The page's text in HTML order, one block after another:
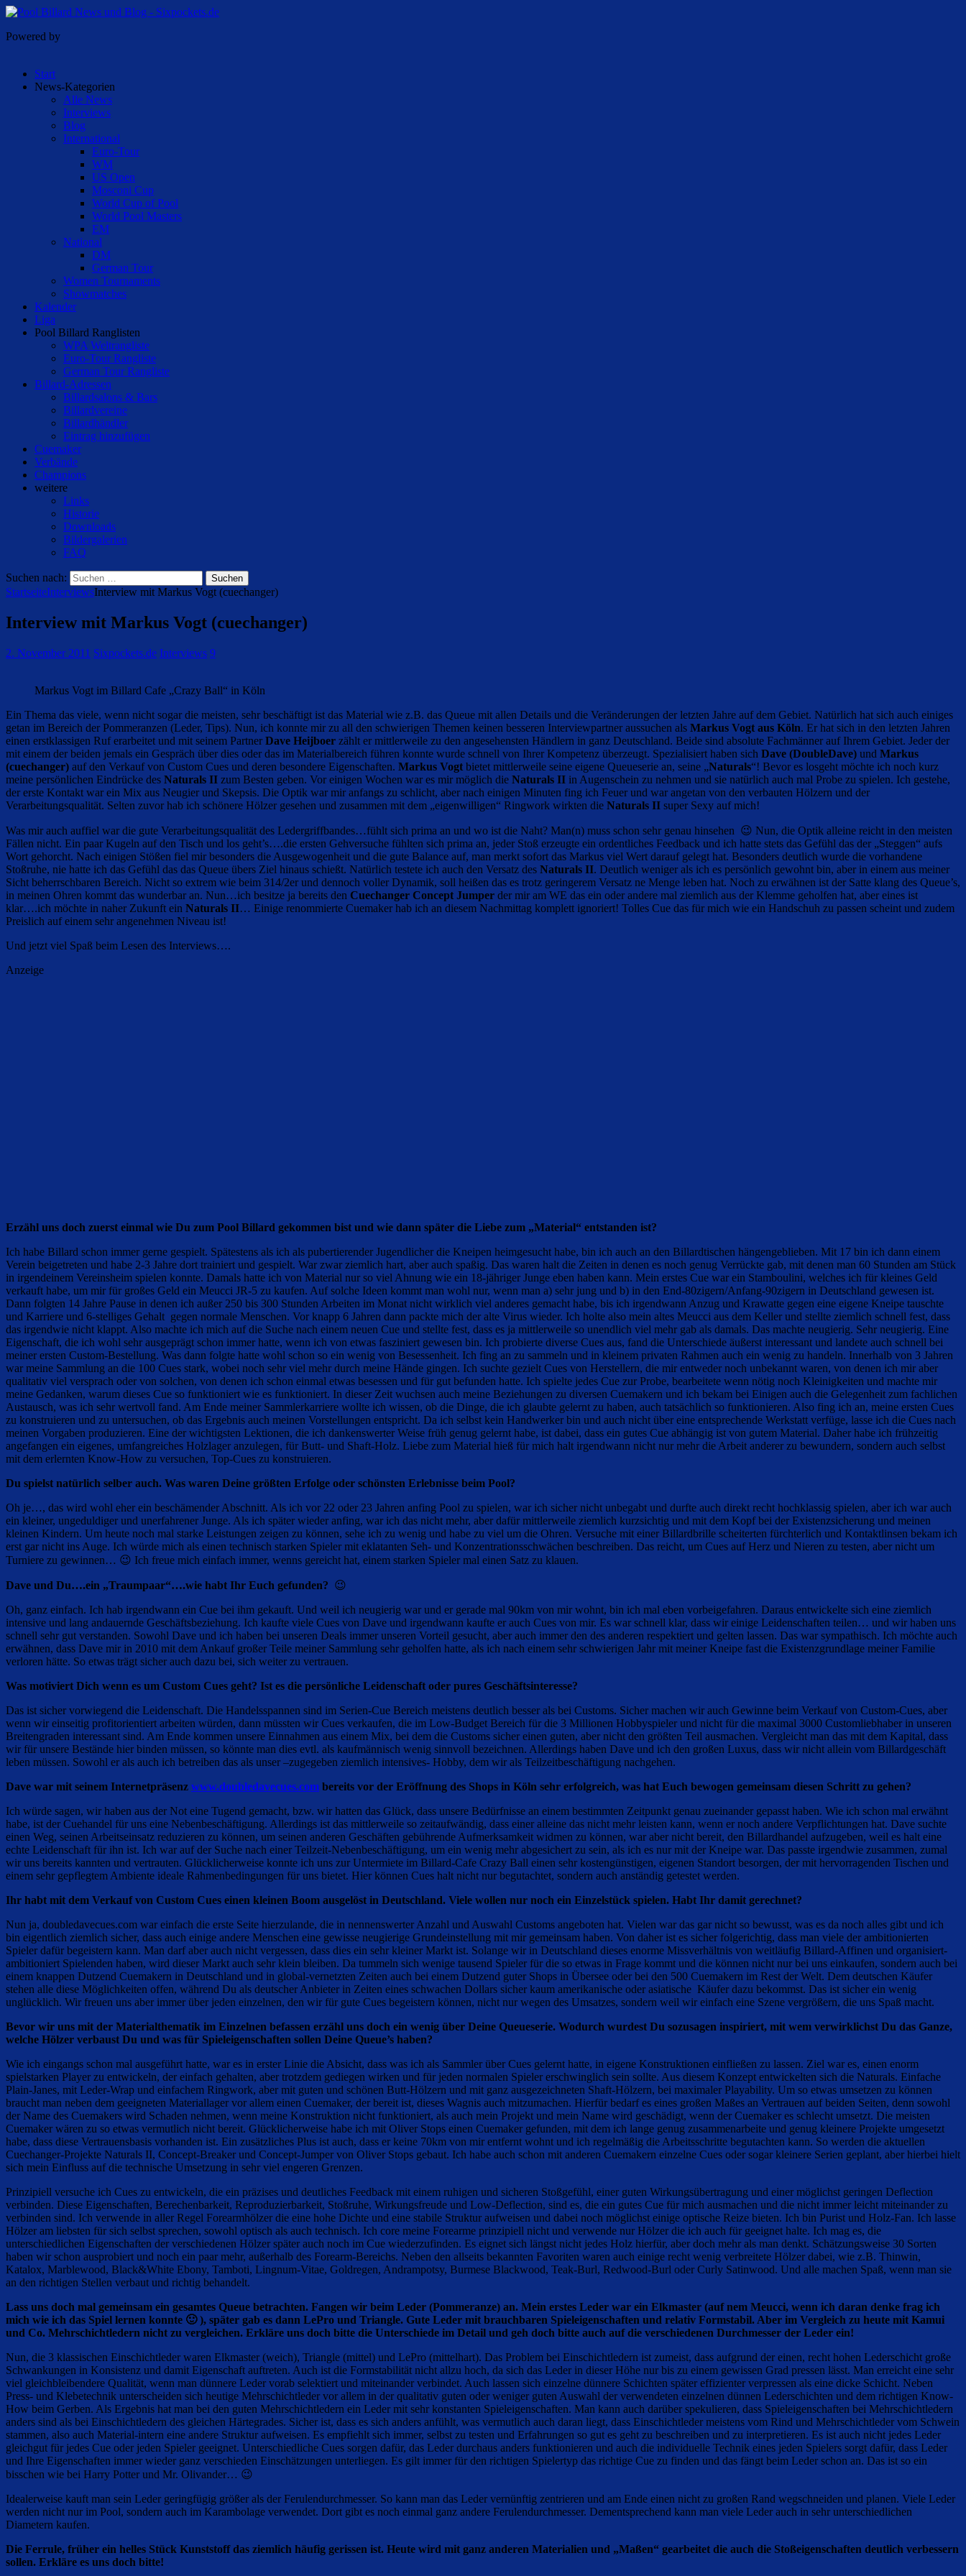
Powered by
Start
News-Kategorien
Alle News
Interviews
Blog
International
Euro-Tour
WM
US Open
Mosconi Cup
World Cup of Pool
World Pool Masters
EM
National
DM
German Tour
Women Tournaments
Showmatches
Kalender
Liga
Pool Billard Ranglisten
WPA Weltrangliste
Euro-Tour Rangliste
German Tour Rangliste
Billard-Adressen
Billardsalons & Bars
Billardvereine
Billardhändler
Eintrag hinzufügen
Cuemaker
Verbände
Champions
weitere
Links
Historie
Downloads
Bildergalerien
FAQ
Suchen nach:
StartseiteInterviewsInterview mit Markus Vogt (cuechanger)
Interview mit Markus Vogt (cuechanger)
2. November 2011 Sixpockets.de Interviews 9
Markus Vogt im Billard Cafe „Crazy Ball“ in Köln
Ein Thema das viele, wenn nicht sogar die meisten, sehr beschäftigt ist das Material wie z.B. das Queue mit allen Details und die Veränderungen der letzten Jahre auf dem Gebiet. Natürlich hat sich auch einiges
getan im Bereich der Pommeranzen (Leder, Tips). Nun, ich konnte mir zu all den schwierigen Themen keinen besseren Interviewpartner aussuchen als Markus Vogt aus Köln. Er hat sich in den letzten Jahren
einen erstklassigen Ruf erarbeitet und mit seinem PartnerDave Heijboer zählt er mittlerweile zu den angesehensten Händlern in ganz Deutschland. Beide sind absolute Fachmänner auf Ihrem Gebiet. Jeder der
mit einem der beiden jemals ein Gespräch über dies oder das im Materialbereich führen konnte wurde schnell von Ihrer Kompetenz überzeugt. Spezialisiert haben sich Dave (DoubleDave) und Markus
(cuechanger) auf den Verkauf von Custom Cues und deren besondere Eigenschaften. Markus Vogt bietet mittlerweile seine eigene Queueserie an, seine „Naturals“! Bevor es losgeht möchte ich noch kurz
meine persönlichen Eindrücke des Naturals II zum Besten geben. Vor einigen Wochen war es mir möglich die Naturals II in Augenschein zu nehmen und sie natürlich auch mal Probe zu spielen. Ich gestehe,
der erste Kontakt war ein Mix aus Neugier und Skepsis. Die Optik war mir anfangs zu schlicht, aber nach einigen Minuten fing ich Feuer und war angetan von den verbauten Hölzern und der
Verarbeitungsqualität. Selten zuvor hab ich schönere Hölzer gesehen und zusammen mit dem „eigenwilligen“ Ringwork wirkten die Naturals II super Sexy auf mich!
Was mir auch auffiel war die gute Verarbeitungsqualität des Ledergriffbandes…fühlt sich prima an und wo ist die Naht? Man(n) muss schon sehr genau hinsehen 😉 Nun, die Optik alleine reicht in den meisten
Fällen nicht. Ein paar Kugeln auf den Tisch und los geht’s….die ersten Gehversuche fühlten sich prima an, jeder Stoß erzeugte ein ordentliches Feedback und ich hatte stets das Gefühl das der „Steggen“ aufs
Wort gehorcht. Nach einigen Stößen fiel mir besonders die Ausgewogenheit und die gute Balance auf, man merkt sofort das Markus viel Wert darauf gelegt hat. Besonders deutlich wurde die vorhandene
Stoßruhe, nie hatte ich das Gefühl das das Queue übers Ziel hinaus schießt. Natürlich testete ich auch den Versatz des Naturals II. Deutlich weniger als ich es persönlich gewohnt bin, aber in einem aus meiner
Sicht beherrschbaren Bereich. Nicht so extrem wie beim 314/2er und dennoch voller Dynamik, soll heißen das es trotz geringerem Versatz ne Menge leben hat. Noch zu erwähnen ist der Satte klang des Queue’s,
in meinen Ohren kommt das wunderbar an. Nun…ich besitze ja bereits den Cuechanger Concept Jumper der mir am WE das ein oder andere mal ziemlich aus der Klemme geholfen hat, aber eines ist
klar….ich möchte in naher Zukunft ein Naturals II… Einige renommierte Cuemaker hab ich an diesem Nachmittag komplett ignoriert! Tolles Cue das für mich wie ein Handschuh zu passen scheint und zudem
Preislich auf einem sehr angenehmen Niveau ist!
Und jetzt viel Spaß beim Lesen des Interviews….
Anzeige
Erzähl uns doch zuerst einmal wie Du zum Pool Billard gekommen bist und wie dann später die Liebe zum „Material“ entstanden ist?
Ich habe Billard schon immer gerne gespielt. Spätestens als ich als pubertierender Jugendlicher die Kneipen heimgesucht habe, bin ich auch an den Billardtischen hängengeblieben. Mit 17 bin ich dann einem
Verein beigetreten und habe 2-3 Jahre dort trainiert und gespielt. War zwar ziemlich hart, aber auch spaßig. Das waren halt die Zeiten in denen es noch genug Verrückte gab, mit denen man 60 Stunden am Stück
in irgendeinem Vereinsheim spielen konnte. Damals hatte ich von Material nur so viel Ahnung wie ein 18-jähriger Junge eben haben kann. Mein erstes Cue war ein Stamboulini, welches ich für kleines Geld
verkauft habe, um mir für großes Geld ein Meucci JR-5 zu kaufen. Auf solche Ideen kommt man wohl nur, wenn man a) sehr jung und b) in den End-80zigern/Anfang-90zigern in Deutschland gewesen ist.
Dann folgten 14 Jahre Pause in denen ich außer 250 bis 300 Stunden Arbeiten im Monat nicht wirklich viel anderes gemacht habe, bis ich irgendwann Anzug und Krawatte gegen eine eigene Kneipe tauschte
und Karriere und 6-stelliges Gehalt gegen normale Menschen. Vor knapp 6 Jahren dann packte mich der alte Virus wieder. Ich holte also mein altes Meucci aus dem Keller und stellte ziemlich schnell fest, dass
das irgendwie nicht klappt. Also machte ich mich auf die Suche nach einem neuen Cue und stellte fest, dass es ja mittlerweile so unendlich viel mehr gab als damals. Das machte neugierig. Sehr neugierig. Eine
Eigenschaft, die ich wohl sehr ausgeprägt schon immer hatte, wenn ich von etwas fasziniert gewesen bin. Ich probierte diverse Cues aus, fand die Unterschiede äußerst interessant und landete auch schnell bei
meiner ersten Custom-Bestellung. Was dann folgte hatte wohl schon so ein wenig von Besessenheit. Ich fing an zu sammeln und in kleinem privaten Rahmen auch ein wenig zu handeln. Innerhalb von 3 Jahren
war meine Sammlung an die 100 Cues stark, wobei noch sehr viel mehr durch meine Hände gingen. Ich suchte gezielt Cues von Herstellern, die mir entweder noch unbekannt waren, von denen ich mir aber
qualitativ viel versprach oder von solchen, von denen ich schon einmal etwas besessen und für gut befunden hatte. Ich spielte jedes Cue zur Probe, bearbeitete wenn nötig noch Kleinigkeiten und machte mir
meine Gedanken, warum dieses Cue so funktioniert wie es funktioniert. In dieser Zeit wuchsen auch meine Beziehungen zu diversen Cuemakern und ich bekam bei Einigen auch die Gelegenheit zum fachlichen
Austausch, was ich sehr wertvoll fand. Am Ende meiner Sammlerkarriere wollte ich wissen, ob die Dinge, die ich glaubte gelernt zu haben, auch tatsächlich so funktionieren. Also fing ich an, meine ersten Cues
zu konstruieren und zu untersuchen, ob das Ergebnis auch meinen Vorstellungen entspricht. Da ich selbst kein Handwerker bin und auch nicht über eine entsprechende Werkstatt verfüge, lasse ich die Cues nach
meinen Vorgaben produzieren. Eine der wichtigsten Lektionen, die ich dankenswerter Weise früh genug gelernt habe, ist dabei, dass ein gutes Cue abhängig ist von gutem Material. Daher habe ich frühzeitig
angefangen ein eigenes, umfangreiches Holzlager anzulegen, für Butt- und Shaft-Holz. Liebe zum Material hieß für mich halt irgendwann nicht nur mehr die Arbeit anderer zu bewundern, sondern auch selbst
mit dem erlernten Know-How zu versuchen, Top-Cues zu konstruieren.
Du spielst natürlich selber auch. Was waren Deine größten Erfolge oder schönsten Erlebnisse beim Pool?
Oh je…, das wird wohl eher ein beschämender Abschnitt. Als ich vor 22 oder 23 Jahren anfing Pool zu spielen, war ich sicher nicht unbegabt und durfte auch direkt recht hochklassig spielen, aber ich war auch
ein kleiner, ungeduldiger und unerfahrener Junge. Als ich später wieder anfing, war ich das nicht mehr, aber dafür mittlerweile ziemlich kurzsichtig und mit dem Kopf bei der Existenzsicherung und meinen
kleinen Kindern. Um heute noch mal starke Leistungen zeigen zu können, sehe ich zu wenig und habe zu viel um die Ohren. Versuche mit einer Billardbrille scheiterten fürchterlich und Kontaktlinsen bekam ich
erst gar nicht ins Auge. Ich würde mich als einen technisch starken Spieler mit eklatanten Seh- und Konzentrationsschwächen beschreiben. Das reicht, um Cues auf Herz und Nieren zu testen, aber nicht um
Turniere zu gewinnen… 😉 Ich freue mich einfach immer, wenns gereicht hat, einem starken Spieler mal einen Satz zu klauen.
Dave und Du….ein „Traumpaar“….wie habt Ihr Euch gefunden? 😉
Oh, ganz einfach. Ich hab irgendwann ein Cue bei ihm gekauft. Und weil ich neugierig war und er gerade mal 90km von mir wohnt, bin ich mal eben vorbeigefahren. Daraus entwickelte sich eine ziemlich
intensive und lang andauernde Geschäftsbeziehung. Ich kaufte viele Cues von Dave und irgendwann kaufte er auch Cues von mir. Es war schnell klar, dass wir einige Leidenschaften teilen… und wir haben uns
schnell sehr gut verstanden. Sowohl Dave und ich haben bei unseren Deals immer unseren Vorteil gesucht, aber auch immer den des anderen respektiert und gelten lassen. Das war sympathisch. Ich möchte auch
erwähnen, dass Dave mir in 2010 mit dem Ankauf großer Teile meiner Sammlung sehr geholfen hatte, als ich nach einem sehr schwierigen Jahr mit meiner Kneipe fast die Existenzgrundlage meiner Familie
verloren hätte. So etwas trägt sicher auch dazu bei, sich weiter zu vertrauen.
Was motiviert Dich wenn es um Custom Cues geht? Ist es die persönliche Leidenschaft oder pures Geschäftsinteresse?
Das ist sicher vorwiegend die Leidenschaft. Die Handelsspannen sind im Serien-Cue Bereich meistens deutlich besser als bei Customs. Sicher machen wir auch Gewinne beim Verkauf von Custom-Cues, aber
wenn wir einseitig profitorientiert arbeiten würden, dann müssten wir Cues verkaufen, die im Low-Budget Bereich für die 3 Millionen Hobbyspieler und nicht für die maximal 3000 Customliebhaber in unseren
Breitengraden interessant sind. Am Ende kommen unsere Einnahmen aus einem Mix, bei dem die Customs sicher einen guten, aber nicht den größten Teil ausmachen. Vergleicht man das mit dem Kapital, dass
wir für unsere Bestände hier binden müssen, so könnte man dies evtl. als kaufmännisch wenig sinnvoll bezeichnen. Allerdings haben Dave und ich den großen Luxus, dass wir nicht allein vom Billardgeschäft
leben müssen. Sowohl er als auch ich betreiben das als unser –zugegeben ziemlich intensives- Hobby, dem wir als Teilzeitbeschäftigung nachgehen.
Dave war mit seinem Internetpräsenz www.doubledavecues.com bereits vor der Eröffnung des Shops in Köln sehr erfolgreich, was hat Euch bewogen gemeinsam diesen Schritt zu gehen?
Ich würde sagen, wir haben aus der Not eine Tugend gemacht, bzw. wir hatten das Glück, dass unsere Bedürfnisse an einem bestimmten Zeitpunkt genau zueinander gepasst haben. Wie ich schon mal erwähnt
habe, ist der Cuehandel für uns eine Nebenbeschäftigung. Allerdings ist das mittlerweile so zeitaufwändig, dass einer alleine das nicht mehr leisten kann, wenn er noch andere Verpflichtungen hat. Dave suchte
einen Weg, seinen Arbeitseinsatz reduzieren zu können, um seinen anderen Geschäften gebührende Aufmerksamkeit widmen zu können, war aber nicht bereit, den Billardhandel aufzugeben, weil es halt eine
echte Leidenschaft für ihn ist. Ich war auf der Suche nach einer Teilzeit-Nebenbeschäftigung, um ein wenig mehr abgesichert zu sein, als ich es nur mit der Kneipe war. Das passte irgendwie zusammen, zumal
wir uns bereits kannten und vertrauten. Glücklicherweise konnte ich uns zur Untermiete im Billard-Cafe Crazy Ball einen sehr kostengünstigen, eigenen Standort besorgen, der mit hervorragenden Tischen und
einem sehr gepflegtem Ambiente ideale Rahmenbedingungen für uns bietet. Hier können Cues halt nicht nur begutachtet, sondern auch anständig getestet werden.
Ihr habt mit dem Verkauf von Custom Cues einen kleinen Boom ausgelöst in Deutschland. Viele wollen nur noch ein Einzelstück spielen. Habt Ihr damit gerechnet?
Nun ja, doubledavecues.com war einfach die erste Seite hierzulande, die in nennenswerter Anzahl und Auswahl Customs angeboten hat. Vielen war das gar nicht so bewusst, was es da noch alles gibt und ich
bin eigentlich ziemlich sicher, dass auch einige andere Menschen eine gewisse neugierige Grundeinstellung mit mir gemeinsam haben. Von daher ist es sicher folgerichtig, dass man viele der ambitionierten
Spieler dafür begeistern kann. Man darf aber auch nicht vergessen, dass dies ein sehr kleiner Markt ist. Solange wir in Deutschland dieses enorme Missverhältnis von weitläufig Billard-Affinen und organisiert-
ambitioniert Spielenden haben, wird dieser Markt auch sehr klein bleiben. Da tummeln sich wenige tausend Spieler für die so etwas in Frage kommt und die können nicht nur bei uns einkaufen, sondern auch bei
einem knappen Dutzend Cuemakern in Deutschland und in global-vernetzten Zeiten auch bei einem Dutzend guter Shops in Übersee oder bei den 500 Cuemakern im Rest der Welt. Dem deutschen Käufer
stehen alle diese Möglichkeiten offen, während Du als deutscher Anbieter in Zeiten eines schwachen Dollars sicher kaum amerikanische oder asiatische Käufer dazu bekommst. Das ist sicher ein wenig
unglücklich. Wir freuen uns aber immer über jeden einzelnen, den wir für gute Cues begeistern können, nicht nur wegen des Umsatzes, sondern weil wir einfach eine Szene vergrößern, die uns Spaß macht.
Bevor wir uns mit der Materialthematik im Einzelnen befassen erzähl uns doch ein wenig über Deine Queueserie. Wodurch wurdest Du sozusagen inspiriert, mit wem verwirklichst Du das Ganze,
welche Hölzer verbaust Du und was für Spieleigenschaften sollen Deine Queue’s haben?
Wie ich eingangs schon mal ausgeführt hatte, war es in erster Linie die Absicht, dass was ich als Sammler über Cues gelernt hatte, in eigene Konstruktionen einfließen zu lassen. Ziel war es, einen enorm
spielstarken Player zu entwickeln, der einfach gehalten, aber trotzdem gediegen wirken und für jeden normalen Spieler erschwinglich sein sollte. Aus diesem Konzept entwickelten sich die Naturals. Einfache
Plain-Janes, mit Leder-Wrap und einfachem Ringwork, aber mit guten und schönen Butt-Hölzern und mit ganz ausgezeichneten Shaft-Hölzern, bei maximaler Playability. Um so etwas umsetzen zu können
braucht man neben dem geeigneten Materiallager vor allem einen Cuemaker, der bereit ist, dieses Wagnis auch mitzumachen. Hierfür bedarf es eines großen Maßes an Vertrauen auf beiden Seiten, denn sowohl
der Name des Cuemakers wird Schaden nehmen, wenn meine Konstruktion nicht funktioniert, als auch mein Projekt und mein Name wird geschädigt, wenn der Cuemaker es schlecht umsetzt. Die meisten
Cuemaker wären zu so etwas vermutlich nicht bereit. Glücklicherweise habe ich mit Oliver Stops einen Cuemaker gefunden, mit dem ich lange genug zusammenarbeite und genug kleinere Projekte umgesetzt
habe, dass diese Vertrauensbasis vorhanden ist. Ein zusätzliches Plus ist auch, dass er keine 70km von mir entfernt wohnt und ich regelmäßig die Arbeitsschritte begutachten kann. So werden die aktuellen
Cuechanger-Projekte Naturals II, Concept-Breaker und Concept-Jumper von Oliver Stops gebaut. Ich habe auch schon mit anderen Cuemakern einzelne Cues oder sogar kleinere Serien geplant, aber hierbei hielt
sich mein Einfluss auf die technische Umsetzung in sehr viel engeren Grenzen.
Prinzipiell versuche ich Cues zu entwickeln, die ein präzises und deutliches Feedback mit einem ruhigen und sicheren Stoßgefühl, einer guten Wirkungsübertragung und einer möglichst geringen Deflection
verbinden. Diese Eigenschaften, Berechenbarkeit, Reproduzierbarkeit, Stoßruhe, Wirkungsfreude und Low-Deflection, sind es, die ein gutes Cue für mich ausmachen und die nicht immer leicht miteinander zu
verbinden sind. Ich verwende in aller Regel Forearmhölzer die eine hohe Dichte und eine stabile Struktur aufweisen und dabei noch möglichst einige optische Reize bieten. Ich bin Purist und Holz-Fan. Ich lasse
Hölzer am liebsten für sich selbst sprechen, sowohl optisch als auch technisch. Ich core meine Forearme prinzipiell nicht und verwende nur Hölzer die ich auch für geeignet halte. Ich mag es, die
unterschiedlichen Eigenschaften der verschiedenen Hölzer später auch noch im Cue wiederzufinden. Es eignet sich längst nicht jedes Holz hierfür, aber doch mehr als man denkt. Schätzungsweise 30 Sorten
haben wir schon ausprobiert und noch ein paar mehr, außerhalb des Forearm-Bereichs. Neben den allseits bekannten Favoriten waren auch einige recht wenig verbreitete Hölzer dabei, wie z.B. Thinwin,
Katalox, Marblewood, Black&White Ebony, Tamboti, Lingnum-Vitae, Goldregen, Andrampotsy, Burmese Blackwood, Teak-Burl, Redwood-Burl oder Curly Satinwood. Und alle machen Spaß, wenn man sie
an den richtigen Stellen verbaut und richtig behandelt.
Lass uns doch mal gemeinsam ein gesamtes Queue betrachten. Fangen wir beim Leder (Pommeranze) an. Mein erstes Leder war ein Elkmaster (auf nem Meucci, wenn ich daran denke frag ich
mich wie ich das Spiel lernen konnte 🙂 ), später gab es dann LePro und Triangle. Gute Leder mit brauchbaren Spieleigenschaften und relativ Formstabil. Aber im Vergleich zu heute mit Kamui
und Co. Mehrschichtledern nicht zu vergleichen. Erkläre uns doch bitte die Unterschiede im Detail und geh doch bitte auch auf die verschiedenen Durchmesser der Leder ein!
Nun, die 3 klassischen Einschichtleder waren Elkmaster (weich), Triangle (mittel) und LePro (mittelhart). Das Problem bei Einschichtledern ist zumeist, dass aufgrund der einen, recht hohen Lederschicht große
Schwankungen in Konsistenz und damit Eigenschaft auftreten. Auch ist die Formstabilität nicht allzu hoch, da sich das Leder in dieser Höhe nur bis zu einem gewissen Grad pressen lässt. Man erreicht eine sehr
viel gleichbleibendere Qualität, wenn man dünnere Leder vorab selektiert und miteinander verbindet. Auch lassen sich einzelne dünnere Schichten später effizienter verpressen als eine dicke Schicht. Neben
Press- und Klebetechnik unterscheiden sich heutige Mehrschichtleder vor allem in der qualitativ guten oder weniger guten Auswahl der verwendeten einzelnen dünnen Lederschichten und dem richtigen Know-
How beim Gerben. Als Ergebnis hat man bei den guten Mehrschichtledern ein Leder mit sehr konstanten Spieleigenschaften. Man kann auch darüber spekulieren, dass Spieleigenschaften bei Mehrschichtledern
anders sind als bei Einschichtledern des gleichen Härtegrades. Sicher ist, dass es sich anders anfühlt, was vermutlich auch daran liegt, dass Einschichtleder meistens vom Rind und Mehrschichtleder vom Schwein
stammen, also auch Material-intern eine andere Struktur aufweisen. Es empfiehlt sich immer, selbst zu testen und Erfahrungen so gut es geht zu beschreiben und zu interpretieren. Es ist auch nicht jedes Leder
gleichgut für jedes Cue oder jeden Spieler geeignet. Unterschiedliche Cues sorgen dafür, das Leder durchaus anders funktionieren und auch die individuelle Technik eines jeden Spielers sorgt dafür, dass Leder
und Ihre Eigenschaften immer wieder ganz verschieden Einschätzungen unterliegen. Es gilt immer für den richtigen Spielertyp das richtige Cue zu finden und das fängt beim Leder schon an. Das ist so ein
bisschen wie bei Harry Potter und Mr. Olivander… 😉
Idealerweise kauft man sein Leder geringfügig größer als der Ferulendurchmesser. So kann man das Leder vernünftig zentrieren und am Ende einen nicht zu großen Rand wegschneiden und planen. Viele Leder
werden nicht nur im Pool, sondern auch im Karambolage verwendet. Dort gibt es noch einmal ganz andere Ferulendurchmesser. Dementsprechend kann man viele Leder auch in sehr unterschiedlichen
Diametern kaufen.
Die Ferrule, früher ein helles Stück Kunststoff das ziemlich häufig gerissen ist. Heute wird mit ganz anderen Materialien und „Maßen“ gearbeitet die auch die Stoßeigenschaften deutlich verbessern
sollen. Erkläre es uns doch bitte!